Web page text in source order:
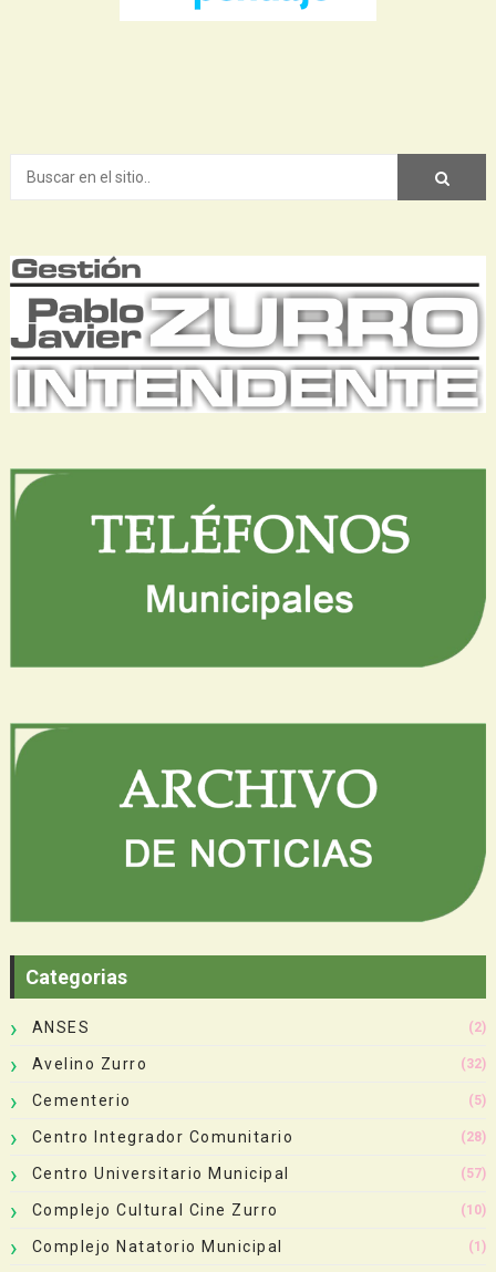
Categorias
ANSES (2)
Avelino Zurro (32)
Cementerio (5)
Centro Integrador Comunitario (28)
Centro Universitario Municipal (57)
Complejo Cultural Cine Zurro (10)
Complejo Natatorio Municipal (1)